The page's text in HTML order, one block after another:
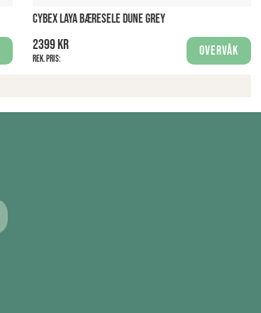
CYBEX LAYA BÆRESELE DUNE GREY
2399 kr
Rek. pris:
Overvåk